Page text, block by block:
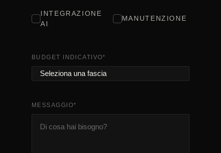
INTEGRAZIONE
AI
MANUTENZIONE
BUDGET INDICATIVO*
MESSAGGIO*